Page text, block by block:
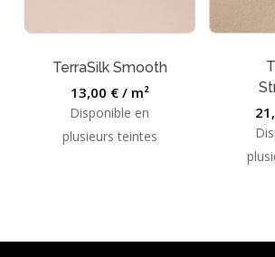
TerraSilk Smooth
13,00 €/ m²
Disponible en
plusieurs teintes